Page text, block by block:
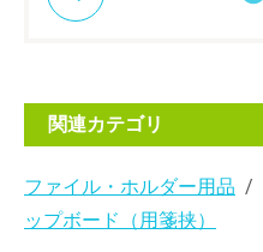
関連カテゴリ
ファイル・ホルダー用品
ップボード（用箋挟）